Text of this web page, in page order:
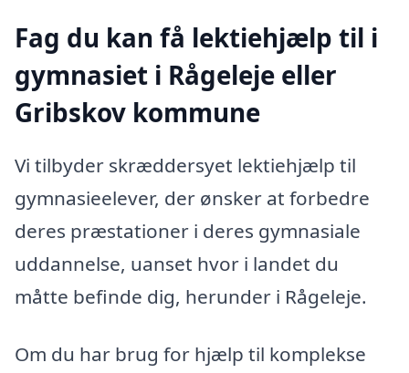
Fag du kan få lektiehjælp til i
gymnasiet i Rågeleje eller
Gribskov kommune
Vi tilbyder skræddersyet lektiehjælp til
gymnasieelever, der ønsker at forbedre
deres præstationer i deres gymnasiale
uddannelse, uanset hvor i landet du
måtte befinde dig, herunder i Rågeleje.
Om du har brug for hjælp til komplekse